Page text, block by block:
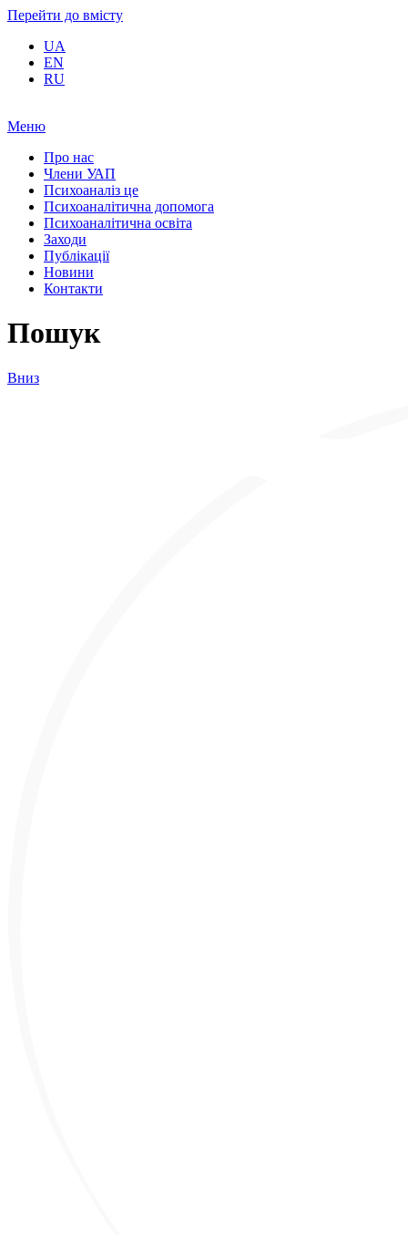
Перейти до вмісту
UA
EN
RU
Меню
Про нас
Члени УАП
Психоаналіз це
Психоаналітична допомога
Психоаналітична освіта
Заходи
Публікації
Новини
Контакти
Пошук
Вниз